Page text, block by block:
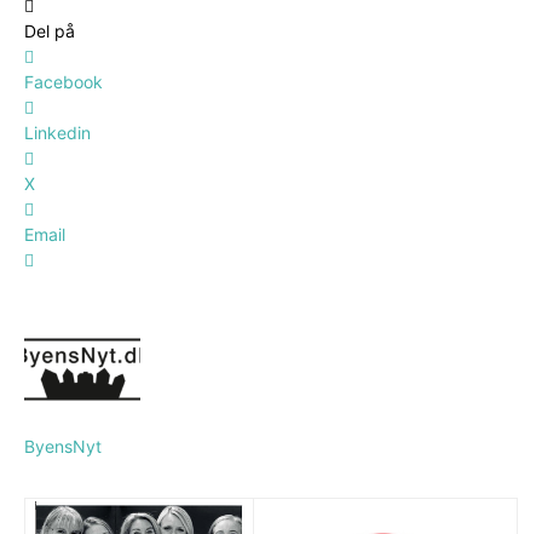
Del på
Facebook
Linkedin
X
Email
ByensNyt